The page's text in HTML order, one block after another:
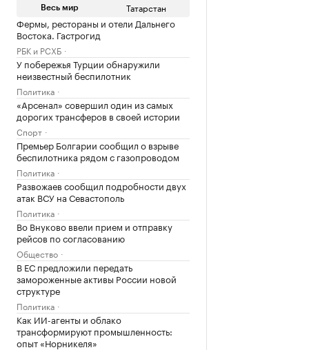
Весь мир Татарстан
Фермы, рестораны и отели Дальнего
Востока. Гастрогид
РБК и РСХБ
У побережья Турции обнаружили
неизвестный беспилотник
Политика
«Арсенал» совершил один из самых
дорогих трансферов в своей истории
Спорт
Премьер Болгарии сообщил о взрыве
беспилотника рядом с газопроводом
Политика
Развожаев сообщил подробности двух
атак ВСУ на Севастополь
Политика
Во Внуково ввели прием и отправку
рейсов по согласованию
Общество
В ЕС предложили передать
замороженные активы России новой
структуре
Политика
Как ИИ-агенты и облако
трансформируют промышленность:
опыт «Норникеля»